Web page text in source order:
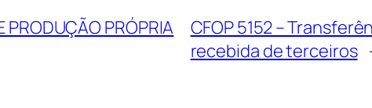
PRODUÇÃO PRÓPRIA
CFOP 5152 –
recebida de terceiros